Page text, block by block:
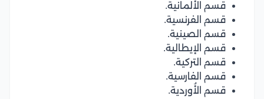
قسم الألمانية.
قسم الفرنسية.
قسم الصينية.
قسم الإيطالية.
قسم التركية.
قسم الفارسية.
قسم الأُوردية.